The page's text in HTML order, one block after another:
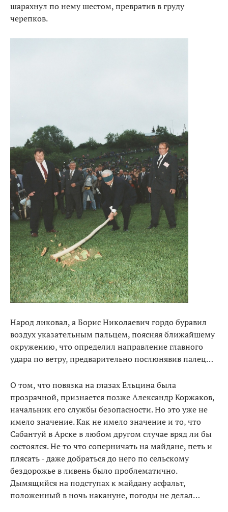
шарахнул по нему шестом, превратив в груду
черепков.
Народ ликовал, а Борис Николаевич гордо буравил
воздух указательным пальцем, поясняя ближайшему
окружению, что определил направление главного
удара по ветру, предварительно послюнявив палец…
О том, что повязка на глазах Ельцина была
прозрачной, признается позже Александр Коржаков,
начальник его службы безопасности. Но это уже не
имело значение. Как не имело значение и то, что
Сабантуй в Арске в любом другом случае вряд ли бы
состоялся. Не то что соперничать на майдане, петь и
плясать - даже добраться до него по сельскому
бездорожье в ливень было проблематично.
Дымящийся на подступах к майдану асфальт,
положенный в ночь накануне, погоды не делал…